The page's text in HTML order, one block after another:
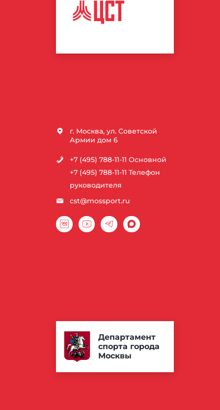
ЦЕНТР
г. Москва, ул. Советской
Армии дом 6
+7 (495) 788-11-11 Основной
+7 (495) 788-11-11 Телефон
руководителя
cst@mossport.ru
Департамент
спорта города
Москвы